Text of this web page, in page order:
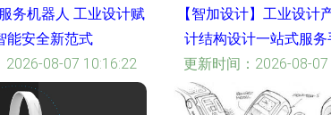
务机器人 工业设计赋
能安全新范式
2026-08-07 10:16:22
【智加设计】工业设计
计结构设计一站式服
更新时间：2026-08-07